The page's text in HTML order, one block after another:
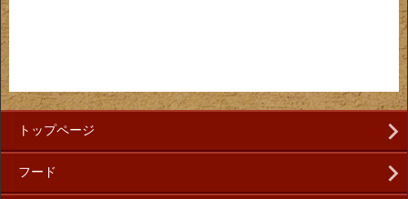
トップページ
フード